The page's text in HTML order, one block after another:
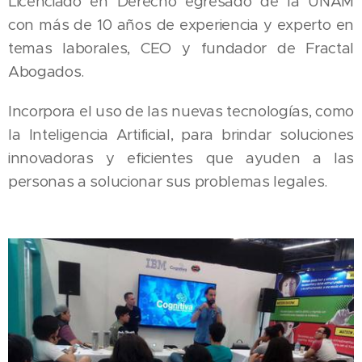
con más de 10 años de experiencia y experto en
temas laborales, CEO y fundador de Fractal
Abogados.
Incorpora el uso de las nuevas tecnologías, como
la Inteligencia Artificial, para brindar soluciones
innovadoras y eficientes que ayuden a las
personas a solucionar sus problemas legales.